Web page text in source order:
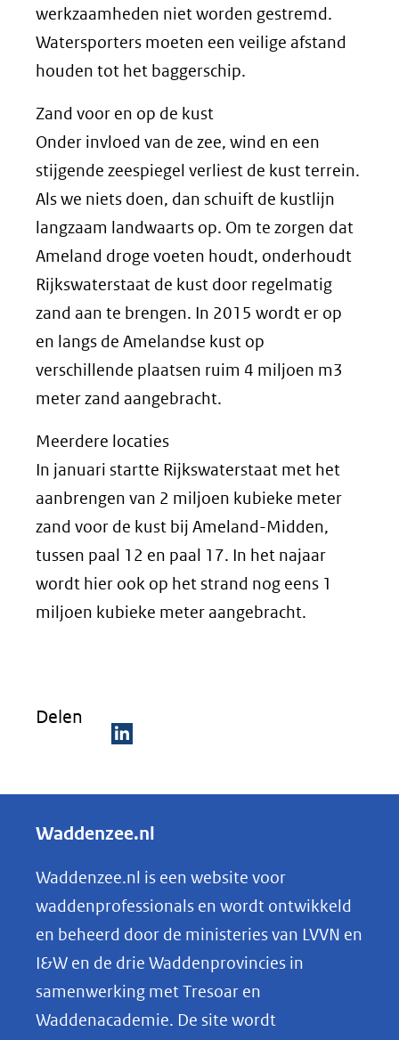
werkzaamheden niet worden gestremd.
Watersporters moeten een veilige afstand
houden tot het baggerschip.
Zand voor en op de kust
Onder invloed van de zee, wind en een
stijgende zeespiegel verliest de kust terrein.
Als we niets doen, dan schuift de kustlijn
langzaam landwaarts op. Om te zorgen dat
Ameland droge voeten houdt, onderhoudt
Rijkswaterstaat de kust door regelmatig
zand aan te brengen. In 2015 wordt er op
en langs de Amelandse kust op
verschillende plaatsen ruim 4 miljoen m3
meter zand aangebracht.
Meerdere locaties
In januari startte Rijkswaterstaat met het
aanbrengen van 2 miljoen kubieke meter
zand voor de kust bij Ameland-Midden,
tussen paal 12 en paal 17. In het najaar
wordt hier ook op het strand nog eens 1
miljoen kubieke meter aangebracht.
Delen
e
e
n
o
p
k
Waddenzee.nl
Waddenzee.nl is een website voor
waddenprofessionals en wordt ontwikkeld
en beheerd door de ministeries van LVVN en
I&W en de drie Waddenprovincies in
samenwerking met Tresoar en
Waddenacademie. De site wordt